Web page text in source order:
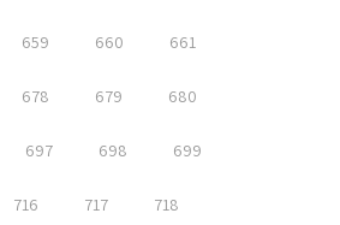
659 660 661
678 679 680
697 698 699
716 717 718